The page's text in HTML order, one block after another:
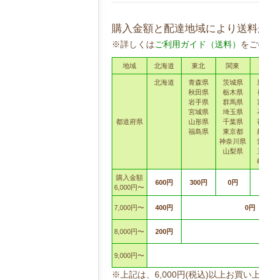
購入金額と配達地域により送料
※詳しくはご利用ガイド（送料） をご
地域 北海道 東北 関東
都道府県
北海道
青森県
秋田県
岩手県
宮城県
山形県
福島県
茨城県
栃木県
群馬県
埼玉県
千葉県
東京都
神奈川県
山梨県
購入金額
6,000円〜
600円 300円 0円
7,000円〜 400円 0円
8,000円〜 200円
9,000円〜
※上記は、6,000円(税込)以上お買い